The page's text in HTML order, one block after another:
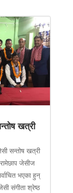
खत्री
सन्तोष खत्री
जेसीज
भएका हुन्
संगीता श्रेष्ठ